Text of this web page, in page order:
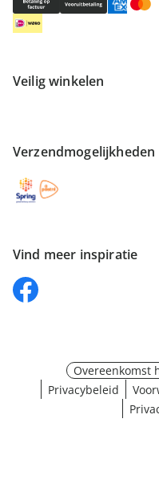
Veilig winkelen
Verzendmogelijkheden
Vind meer inspiratie
Overeenkomst
Privacybeleid